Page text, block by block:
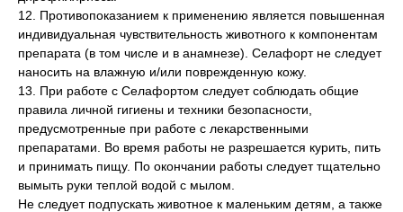
12. Противопоказанием к применению является повышенная
индивидуальная чувствительность животного к компонентам
препарата (в том числе и в анамнезе). Селафорт не следует
наносить на влажную и/или поврежденную кожу.
13. При работе с Селафортом следует соблюдать общие
правила личной гигиены и техники безопасности,
предусмотренные при работе с лекарственными
препаратами. Во время работы не разрешается курить, пить
и принимать пищу. По окончании работы следует тщательно
вымыть руки теплой водой с мылом.
Не следует подпускать животное к маленьким детям, а также